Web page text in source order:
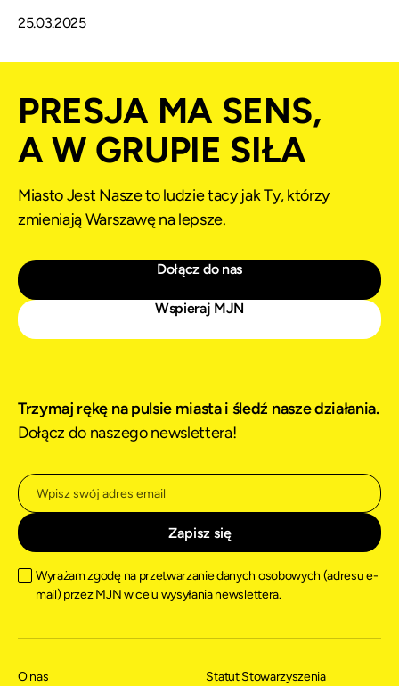
25.03.2025
PRESJA MA SENS,
A W GRUPIE SIŁA
Miasto Jest Nasze to ludzie tacy jak Ty, którzy
zmieniają Warszawę na lepsze.
Dołącz do nas
Wspieraj MJN
Trzymaj rękę na pulsie miasta i śledź nasze działania.
Dołącz do naszego newslettera!
Wyrażam zgodę na przetwarzanie danych osobowych (adresu e-
mail) przez MJN w celu wysyłania newslettera.
O nas
Statut Stowarzyszenia